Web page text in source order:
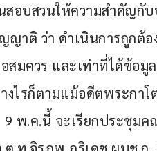
อบสวนให้ความสำคัญกับ
ญาติ ว่า ดำเนินการถูกต้
สมควร และเท่าที่ได้ข้อมู
งไรก็ตามแม้อดีตพระกา
9 พ.ค.นี้ จะเรียกประชุม